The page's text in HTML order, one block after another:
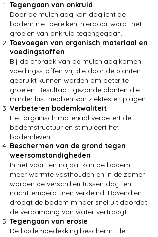
Tegengaan van onkruid
Door de mulchlaag kan daglicht de
bodem niet bereiken, hierdoor wordt het
groeien van onkruid tegengegaan.
Toevoegen van organisch materiaal en
voedingstoffen
Bij de afbraak van de mulchlaag komen
voedingsstoffen vrij die door de planten
gebruikt kunnen worden om beter te
groeien. Resultaat: gezonde planten die
minder last hebben van ziektes en plagen.
Verbeteren bodemkwaliteit
Het organisch materiaal verbetert de
bodemstructuur en stimuleert het
bodemleven.
Beschermen van de grond tegen
weersomstandigheden
In het voor- en najaar kan de bodem
meer warmte vasthouden en in de zomer
worden de verschillen tussen dag- en
nachttemperaturen verkleind. Bovendien
droogt de bodem minder snel uit doordat
de verdamping van water vertraagt.
Tegengaan van erosie
De bodembedekking beschermt de